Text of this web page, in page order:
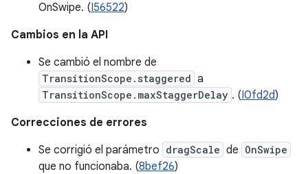
OnSwipe. (I56522)
Cambios en la API
Se cambió el nombre de
TransitionScope.staggered a
TransitionScope.maxStaggerDelay . (I0fd2d)
Correcciones de errores
Se corrigió el parámetro dragScale de OnSwipe
que no funcionaba. (8bef26)